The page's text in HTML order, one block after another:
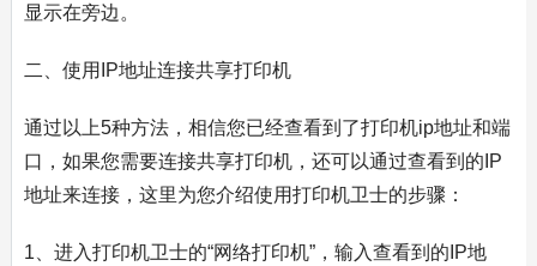
显示在旁边。
二、使用IP地址连接共享打印机
通过以上5种方法，相信您已经查看到了打印机ip地址和端
口，如果您需要连接共享打印机，还可以通过查看到的IP
地址来连接，这里为您介绍使用打印机卫士的步骤：
1、进入打印机卫士的“网络打印机”，输入查看到的IP地